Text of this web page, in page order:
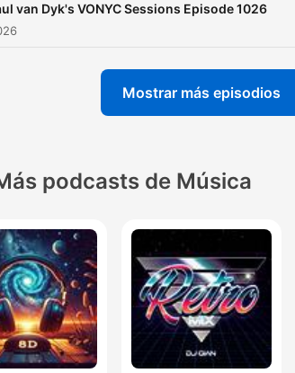
van Dyk's VONYC Sessions Episode 1026
Mostrar más episodios
podcasts de Música